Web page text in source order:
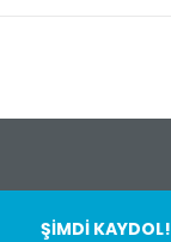
ŞİMDİ KAYDOL!